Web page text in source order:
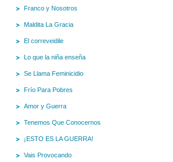
Franco y Nosotros
Maldita La Gracia
El correveidile
Lo que la niña enseña
Se Llama Feminicidio
Frío Para Pobres
Amor y Guerra
Tenemos Que Conocernos
¡ESTO ES LA GUERRA!
Vais Provocando